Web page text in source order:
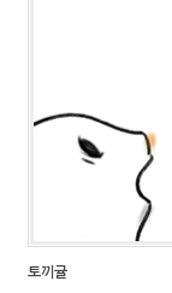
토끼귤